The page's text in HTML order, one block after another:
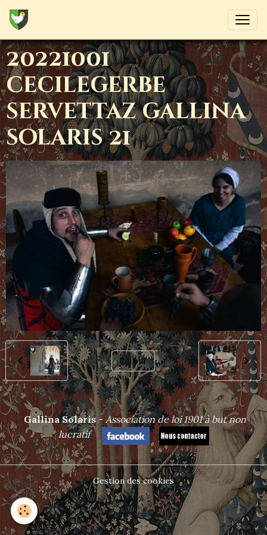
20221001
cecilegerbe
servettaz gallina
solaris 21
Retour
Gallina Solaris-Association de loi 1901 à but non
lucratif
Gestion des cookies